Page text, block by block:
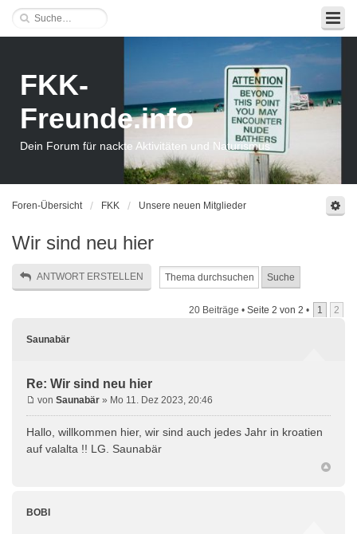
FKK-
Freunde.info
Dein Forum für nackte Aktivitäten und Naturismus
Foren-Übersicht FKK Unsere neuen Mitglieder
Wir sind neu hier
ANTWORT ERSTELLEN
20 Beiträge • Seite 2 von 2 • 1 2
Saunabär
Re: Wir sind neu hier
von Saunabär » Mo 11. Dez 2023, 20:46
Hallo, willkommen hier, wir sind auch jedes Jahr in kroatien
auf valalta !! LG. Saunabär
BOBI